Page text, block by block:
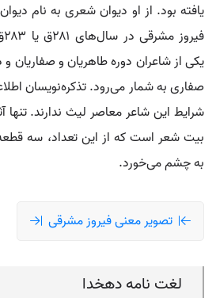
یافته بود. از او دیوان شعری به نام
یکی از شاعران دوره طاهریان و
صفاری به شمار می‌رود. تذکره‌نویسان
بیت شعر است که از این تعداد، سه
به چشم می‌خورد.
تصویر معنی فیروز مشرقی
لغت نامه دهخدا